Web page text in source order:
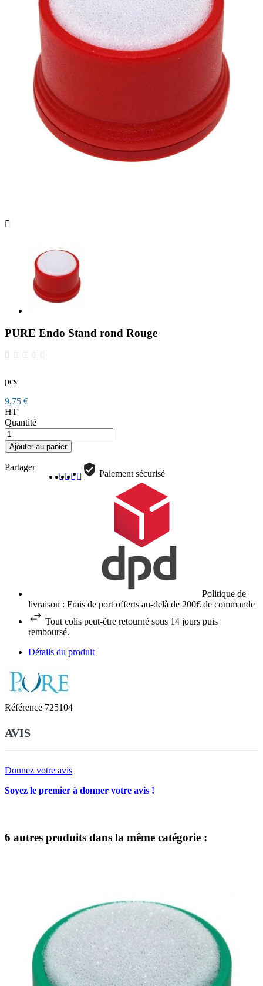

PURE Endo Stand rond Rouge
pcs
9,75 €
HT
Quantité
Ajouter au panier
Partager
Paiement sécurisé
Politique de
livraison : Frais de port offerts au-delà de 200€ de commande
Tout colis peut-être retourné sous 14 jours puis
remboursé.
Détails du produit
Référence 725104
AVIS
Donnez votre avis
Soyez le premier à donner votre avis !
6 autres produits dans la même catégorie :